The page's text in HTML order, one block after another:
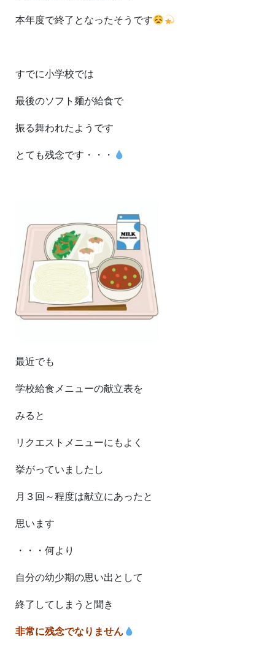
本年度で終了となったそうです
すでに小学校では
最後のソフト麺が給食で
振る舞われたようです
とても残念です・・・
最近でも
学校給食メニューの献立表を
みると
リクエストメニューにもよく
挙がっていましたし
月３回～程度は献立にあったと
思います
・・・何より
自分の幼少期の思い出として
終了してしまうと聞き
非常に残念でなりません